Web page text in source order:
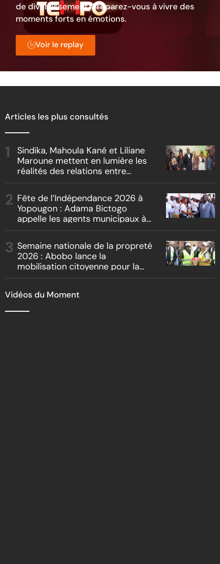
de divertissement. Préparez-vous à vivre des
moments forts en émotions.
Voir le replay
Articles les plus consultés
Sindika, Mahoula Kané et Liliane
Maroune mettent en lumière les
réalités des relations entre
« Boss vs Boss »
Fête de l’Indépendance 2026 à
Yopougon : Adama Bictogo
appelle les agents municipaux à
de la commune
Semaine nationale de la propreté
2026 : Abobo lance la
mobilisation citoyenne pour la
Vidéos du Moment